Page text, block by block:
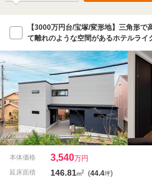
【3000万円台/宝塚/変形地】三角形で
て離れのような空間があるホテルライ
本体価格 3,540万円
延床面積 146.81m2 (44.4坪)